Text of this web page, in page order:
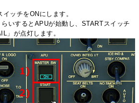
ッチをONにします。
いするとAPUが始動し、STARTスイッチ
」が点灯します。